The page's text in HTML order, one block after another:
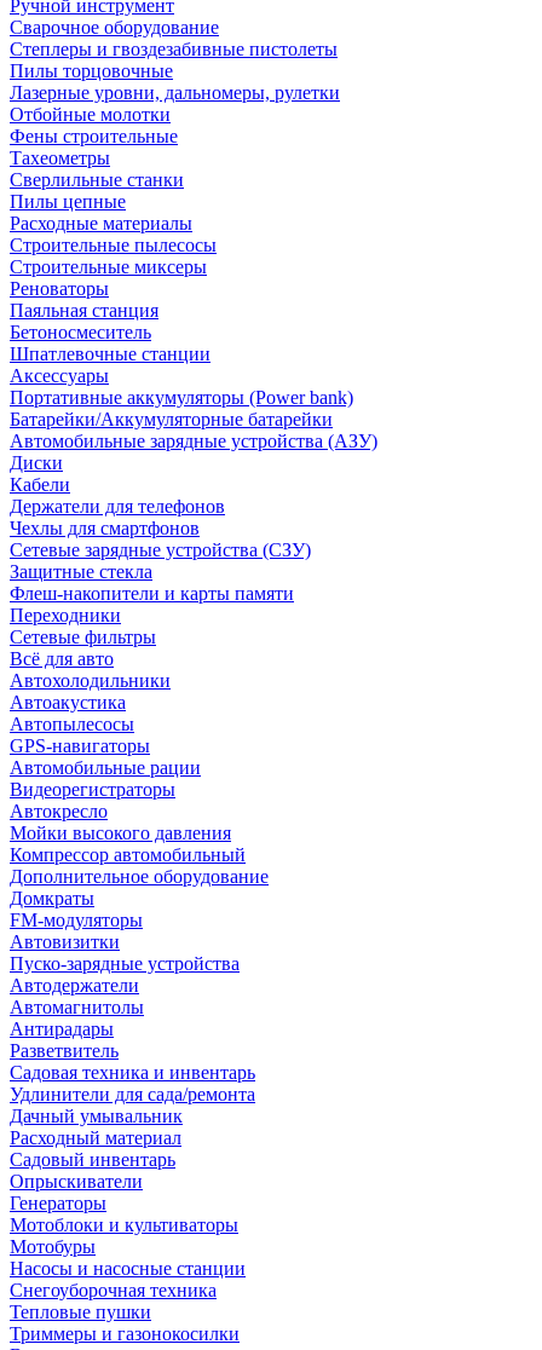
Ручной инструмент
Сварочное оборудование
Степлеры и гвоздезабивные пистолеты
Пилы торцовочные
Лазерные уровни, дальномеры, рулетки
Отбойные молотки
Фены строительные
Тахеометры
Сверлильные станки
Пилы цепные
Расходные материалы
Строительные пылесосы
Строительные миксеры
Реноваторы
Паяльная станция
Бетоносмеситель
Шпатлевочные станции
Аксессуары
Портативные аккумуляторы (Power bank)
Батарейки/Аккумуляторные батарейки
Автомобильные зарядные устройства (АЗУ)
Диски
Кабели
Держатели для телефонов
Чехлы для смартфонов
Сетевые зарядные устройства (СЗУ)
Защитные стекла
Флеш-накопители и карты памяти
Переходники
Сетевые фильтры
Всё для авто
Автохолодильники
Автоакустика
Автопылесосы
GPS-навигаторы
Автомобильные рации
Видеорегистраторы
Автокресло
Мойки высокого давления
Компрессор автомобильный
Дополнительное оборудование
Домкраты
FM-модуляторы
Автовизитки
Пуско-зарядные устройства
Автодержатели
Автомагнитолы
Антирадары
Разветвитель
Садовая техника и инвентарь
Удлинители для сада/ремонта
Дачный умывальник
Расходный материал
Садовый инвентарь
Опрыскиватели
Генераторы
Мотоблоки и культиваторы
Мотобуры
Насосы и насосные станции
Снегоуборочная техника
Тепловые пушки
Триммеры и газонокосилки